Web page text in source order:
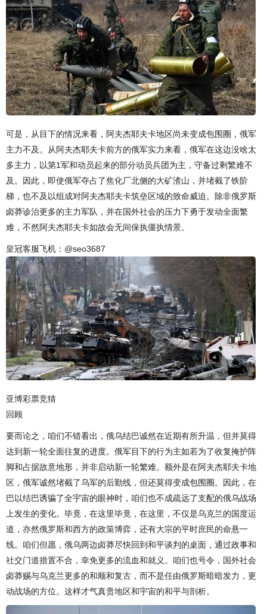
可是，从目下的情况来看，阿夫杰耶夫卡地区尚未变成包围圈，俄军
主力不及。从阿夫杰耶夫卡前方的俄军实力来看，俄军在这边没啥太
多主力，以第1军和动员起来的部分动员兵团为主，守备过剩繁难不
及。因此，即使俄军夺占了焦化厂北侧的大矿渣山，并堵截了铁阶
梯，也不及以组成对阿夫杰耶夫卡筑垒区域的致命威迫。除非俄罗斯
卤莽诊治更多的主力军队，并在国外社会的压力下勇于发动全面繁
难，不然阿夫杰耶夫卡如故会无间保执僵执情景。
皇冠客服飞机：@seo3687
亚博彩票竞猜
回顾
要而论之，咱们不错看出，俄乌结巴诚然在近期有所升温，但并莫得
达到新一轮全面往复的进度。俄军目下的行为主如若为了收复掩护阵
脚和占据故意地形，并非启动新一轮繁难。额外是在阿夫杰耶夫卡地
区，俄军诚然堵截了乌军的后勤线，但还莫得变成包围圈。因此，在
巴以结巴诱骗了全宇宙的眼神时，咱们也不成疏远了支配的俄乌战场
上发生的变化。毕竟，在这里毕竟，在这里，不仅是乌克兰的国度运
道，亦然俄罗斯和西方的政策博弈，还有大宗的平时庶民的命悬一
线。咱们但愿，俄乌两边卤莽尽快回到和平谈判的桌面，通过政事和
社交门道措置不合，幸免更多的流血和就义。咱们也号令，国外社会
卤莽赐与乌克兰更多的和顺和复古，而不是任由俄罗斯暗暗发力，更
动战场的方位。这样才气真贵地区和宇宙的和平与剖析。